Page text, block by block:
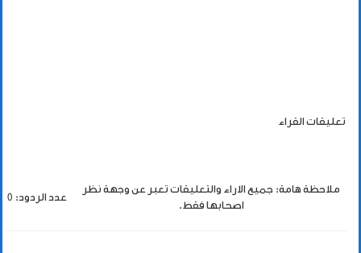
تعليقات القراء
ملاحظة هامة: جميع الاراء والتعليقات تعبر عن وجهة نظر
اصحابها فقط.
عدد الردود: 0